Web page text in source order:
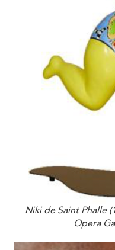
Niki de Saint Phalle
Opera